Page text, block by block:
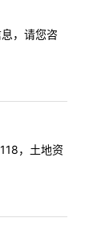
，请您咨
，土地资